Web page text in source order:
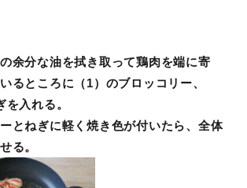
余分な油を拭き取って鶏肉を端に寄
るところに（1）のブロッコリー、
を入れる。
とねぎに軽く焼き色が付いたら、全体
る。